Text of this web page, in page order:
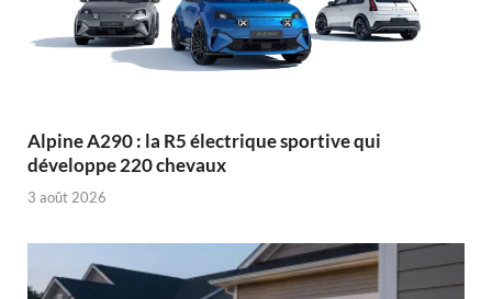
Alpine A290 : la R5 électrique sportive qui
développe 220 chevaux
3 août 2026